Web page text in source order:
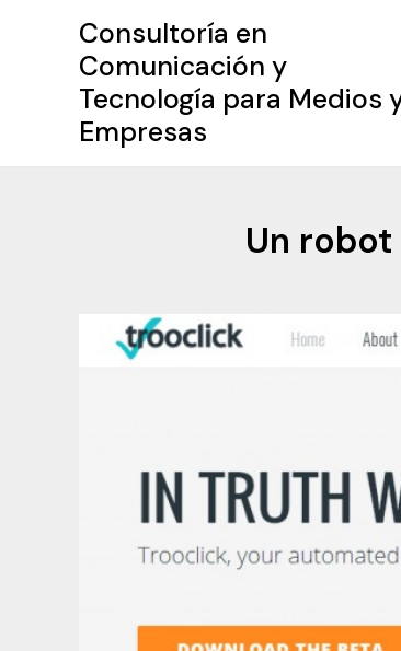
Consultoría en
Comunicación y
Tecnología para Medios
Empresas
Un